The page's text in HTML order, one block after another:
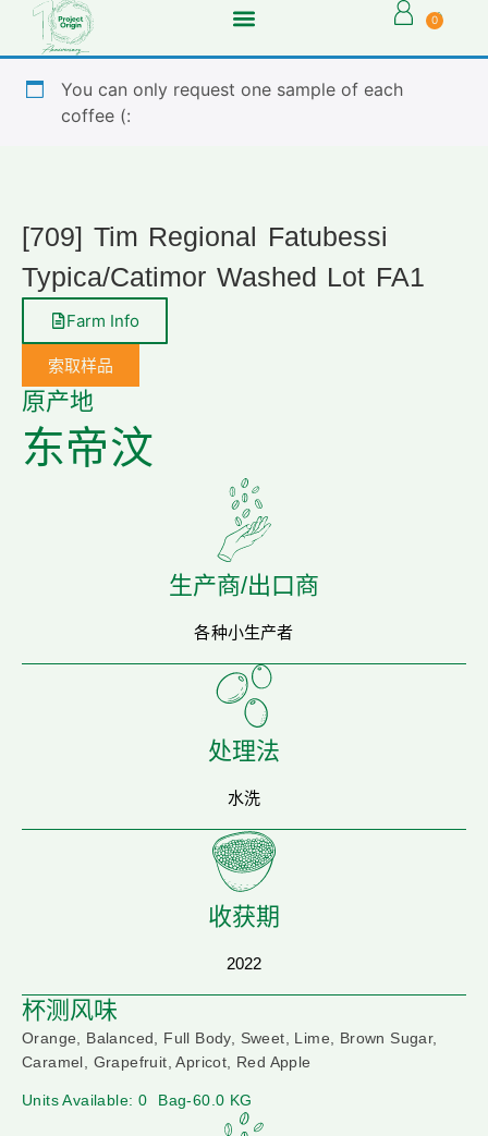
0
You can only request one sample of each
coffee (:
[709] Tim Regional Fatubessi
Typica/Catimor Washed Lot FA1
Farm Info
索取样品
原产地
东帝汶
生产商/出口商
各种小生产者
处理法
水洗
收获期
2022
杯测风味
Orange, Balanced, Full Body, Sweet, Lime, Brown Sugar,
Caramel, Grapefruit, Apricot, Red Apple
Units Available: 0 Bag-60.0 KG